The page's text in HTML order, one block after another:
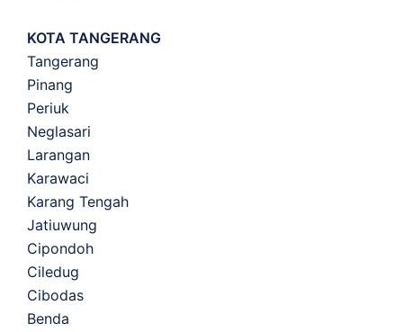
KOTA TANGERANG
Tangerang
Pinang
Periuk
Neglasari
Larangan
Karawaci
Karang Tengah
Jatiuwung
Cipondoh
Ciledug
Cibodas
Benda